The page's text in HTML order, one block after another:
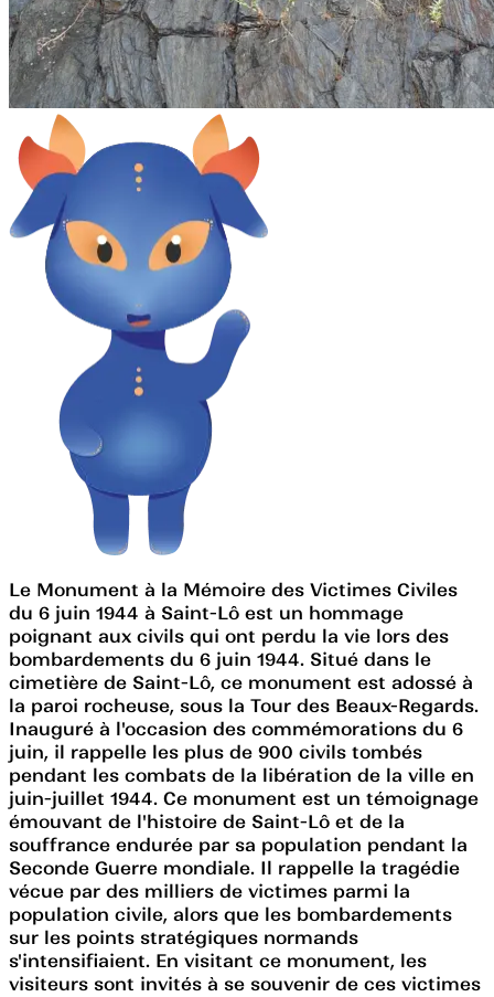
Le Monument à la Mémoire des Victimes Civiles
du 6 juin 1944 à Saint-Lô est un hommage
poignant aux civils qui ont perdu la vie lors des
bombardements du 6 juin 1944. Situé dans le
cimetière de Saint-Lô, ce monument est adossé à
la paroi rocheuse, sous la Tour des Beaux-Regards.
Inauguré à l'occasion des commémorations du 6
juin, il rappelle les plus de 900 civils tombés
pendant les combats de la libération de la ville en
juin-juillet 1944. Ce monument est un témoignage
émouvant de l'histoire de Saint-Lô et de la
souffrance endurée par sa population pendant la
Seconde Guerre mondiale. Il rappelle la tragédie
vécue par des milliers de victimes parmi la
population civile, alors que les bombardements
sur les points stratégiques normands
s'intensifiaient. En visitant ce monument, les
visiteurs sont invités à se souvenir de ces victimes